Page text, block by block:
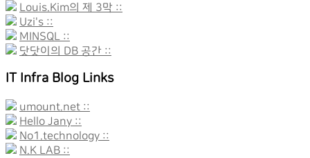
Louis.Kim의 제 3막 ::
Uzi's ::
MINSQL ::
닷닷이의 DB 공간 ::
IT Infra Blog Links
umount.net ::
Hello Jany ::
No1.technology ::
N.K LAB ::